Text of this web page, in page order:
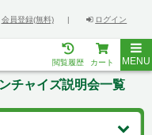
会員登録(無料) | ログイン
閲覧履歴 カート MENU
チャイズ説明会一覧